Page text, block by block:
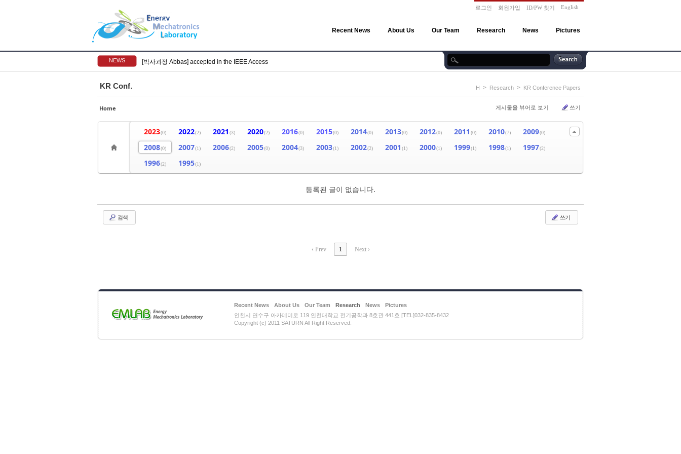
로그인 회원가입 ID/PW 찾기 English
Recent News About Us Our Team Research News Pictures
NEWS [박사과정 Abbas] accepted in the IEEE Access
KR Conf. H > Research > KR Conference Papers
Home 게시물을 뷰어로 보기 쓰기
2023(0) 2022(2) 2021 (3) 2020(2) 2016(0) 2015(0) 2014(0) 2013(0) 2012(0) 2011 (0) 2010(7) 2009(0)
2008(0) 2007(1) 2006(2) 2005(0) 2004(3) 2003(1) 2002(2) 2001 (1) 2000(1) 1999(1) 1998(1) 1997(2)
1996(2) 1995(1)
등록된 글이 없습니다.
검색 쓰기
‹ Prev 1 Next ›
Recent News About Us Our Team Research News
Pictures
인천시 연수구 아카데미로 119 인천대학교 전기공학과 8호관 441호 [TEL]032-835-8432
Copyright (c) 2011 SATURN All Right Reserved.